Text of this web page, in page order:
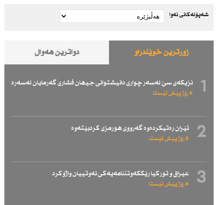
شەپۆلەکانی نەوا
زۆرترین خوێندراو دواترین هەواڵ
1 نزیكەی سێ لەسەر چواری دانیشتوانی جیهان فشاری گەرمایان لەسەرە
6 رۆژ پێش ئێستا
2 ئێران رەتیكردەوە گەرووی هورمزی كردبێتەوە
5 رۆژ پێش ئێستا
3 عیراق و توركیا رێككەوتننامەیەكی نەوتییان واژۆكرد
6 رۆژ پێش ئێستا